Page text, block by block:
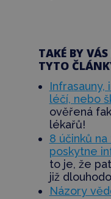
TAKÉ BY
TYTO
Infrasauny,
léčí, nebo
ověřená
lékařů!
8 účinků
poskytne
to je, že
již
Názory